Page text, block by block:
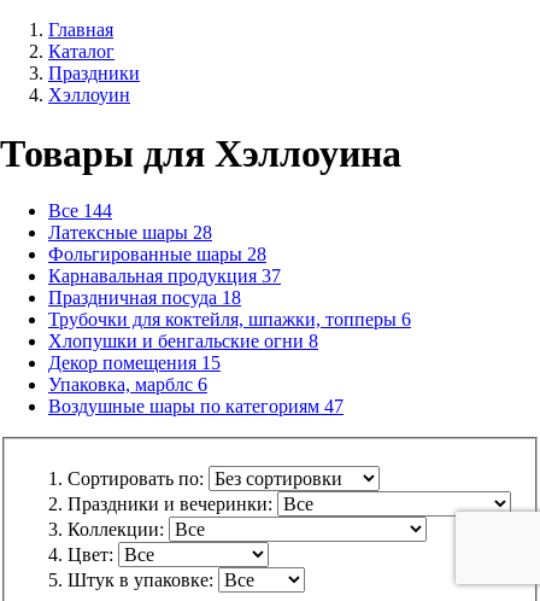
Главная
Каталог
Праздники
Хэллоуин
Товары для Хэллоуина
Все 144
Латексные шары 28
Фольгированные шары 28
Карнавальная продукция 37
Праздничная посуда 18
Трубочки для коктейля, шпажки, топперы 6
Хлопушки и бенгальские огни 8
Декор помещения 15
Упаковка, марблс 6
Воздушные шары по категориям 47
Сортировать по:
Праздники и вечеринки:
Коллекции:
Цвет:
Штук в упаковке: